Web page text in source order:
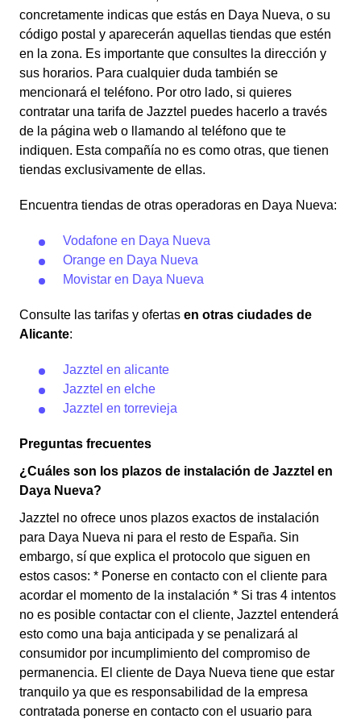
concretamente indicas que estás en Daya Nueva, o su
código postal y aparecerán aquellas tiendas que estén
en la zona. Es importante que consultes la dirección y
sus horarios. Para cualquier duda también se
mencionará el teléfono. Por otro lado, si quieres
contratar una tarifa de Jazztel puedes hacerlo a través
de la página web o llamando al teléfono que te
indiquen. Esta compañía no es como otras, que tienen
tiendas exclusivamente de ellas.
Encuentra tiendas de otras operadoras en Daya Nueva:
Vodafone en Daya Nueva
Orange en Daya Nueva
Movistar en Daya Nueva
Consulte las tarifas y ofertas en otras ciudades de
Alicante:
Jazztel en alicante
Jazztel en elche
Jazztel en torrevieja
Preguntas frecuentes
¿Cuáles son los plazos de instalación de Jazztel en
Daya Nueva?
Jazztel no ofrece unos plazos exactos de instalación
para Daya Nueva ni para el resto de España. Sin
embargo, sí que explica el protocolo que siguen en
estos casos: * Ponerse en contacto con el cliente para
acordar el momento de la instalación * Si tras 4 intentos
no es posible contactar con el cliente, Jazztel entenderá
esto como una baja anticipada y se penalizará al
consumidor por incumplimiento del compromiso de
permanencia. El cliente de Daya Nueva tiene que estar
tranquilo ya que es responsabilidad de la empresa
contratada ponerse en contacto con el usuario para